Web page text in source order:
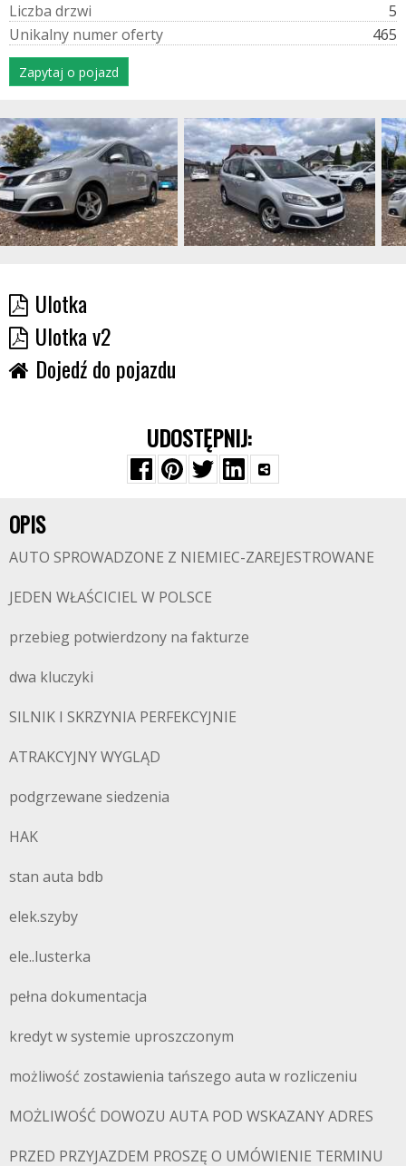
Liczba drzwi
5
Unikalny numeroferty 465
Zapytaj o pojazd
Ulotka
Ulotka v2
Dojedź do pojazdu
UDOSTĘPNIJ:
OPIS
AUTO SPROWADZONE Z NIEMIEC-ZAREJESTROWANE
JEDEN WŁAŚCICIEL W POLSCE
przebieg potwierdzony na fakturze
dwa kluczyki
SILNIK I SKRZYNIA PERFEKCYJNIE
ATRAKCYJNY WYGLĄD
podgrzewane siedzenia
HAK
stan auta bdb
elek.szyby
ele..lusterka
pełna dokumentacja
kredyt w systemie uproszczonym
możliwość zostawienia tańszego auta w rozliczeniu
MOŻLIWOŚĆ DOWOZU AUTA POD WSKAZANY ADRES
PRZED PRZYJAZDEM PROSZĘ O UMÓWIENIE TERMINU